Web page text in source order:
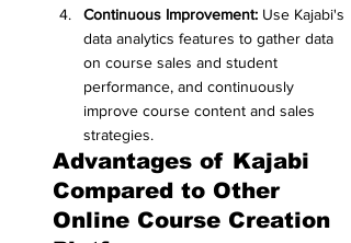
Continuous Improvement: Use Kajabi's
data analytics features to gather data
on course sales and student
performance, and continuously
improve course content and sales
strategies.
Advantages of Kajabi
Compared to Other
Online Course Creation